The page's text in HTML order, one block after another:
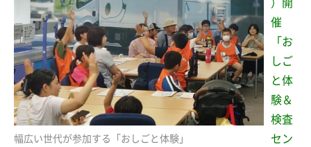
幅広い世代が参加する「おしごと体験」
）開
催
「お
しご
と体
験＆
検査
セン